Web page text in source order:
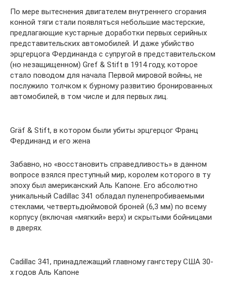
По мере вытеснения двигателем внутреннего сгорания
конной тяги стали появляться небольшие мастерские,
предлагающие кустарные доработки первых серийных
представительских автомобилей. И даже убийство
эрцгерцога Фердинанда с супругой в представительском
(но незащищенном) Gref & Stift в 1914 году, которое
стало поводом для начала Первой мировой войны, не
послужило толчком к бурному развитию бронированных
автомобилей, в том числе и для первых лиц.
Gräf & Stift, в котором были убиты эрцгерцог Франц
Фердинанд и его жена
Забавно, но «восстановить справедливость» в данном
вопросе взялся преступный мир, королем которого в ту
эпоху был американский Аль Капоне. Его абсолютно
уникальный Cadillac 341 обладал пуленепробиваемыми
стеклами, четвертьдюймовой броней (6,3 мм) по всему
корпусу (включая «мягкий» верх) и скрытыми бойницами
в дверях.
Cadillac 341, принадлежащий главному гангстеру США 30-
х годов Аль Капоне